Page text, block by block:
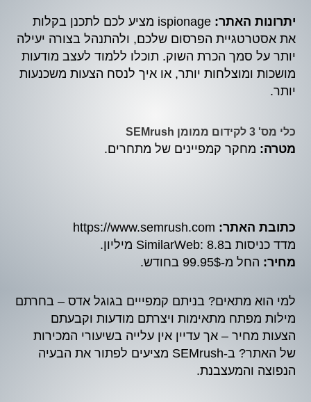
יתרונות האתר:
ispionage מציע לכם לתכנן בקלות
את אסטרטגיית הפרסום שלכם, ולהתנהל בצורה יעילה
יותר על סמך הכרת השוק. תוכלו ללמוד לעצב מודעות
מושכות ומוצלחות יותר, או איך לנסח הצעות משכנעות
יותר.
כלי מס' 3 לקידום ממומן SEMrush
מטרה: מחקר קמפיינים של מתחרים.
כתובת האתר:
מדד כניסות בSimilarWeb: 8.8 מיליון.
מחיר: החל מ-99.95$ בחודש.
למי הוא מתאים? בניתם קמפייים בגוגל אדס – בחרתם
מילות מפתח מתאימות ויצרתם מודעות וקבעתם
הצעות מחיר – אך עדיין אין עלייה בשיעורי המכירות
של האתר? ב-SEMrush מציעים לפתור את הבעיה
הנפוצה והמעצבנת.